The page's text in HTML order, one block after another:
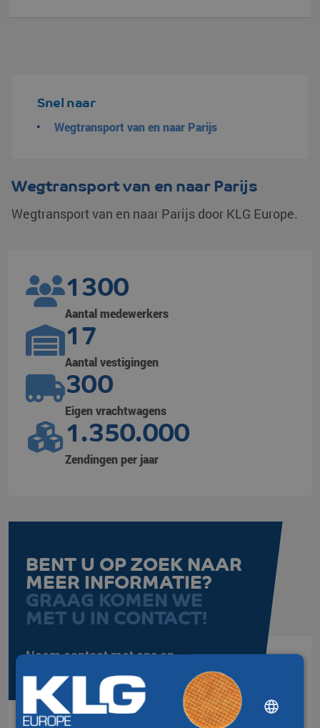
Snel naar
Wegtransport van en naar Parijs
Wegtransport van en naar Parijs
Wegtransport van en naar Parijs door KLG Europe.
1300
Aantal medewerkers
17
Aantal vestigingen
300
Eigen vrachtwagens
1.350.000
Zendingen per jaar
BENT U OP ZOEK NAAR
MEER INFORMATIE?
GRAAG KOMEN WE
MET U IN CONTACT!
Neem contact met ons op.
DUTCH
ENGLISH